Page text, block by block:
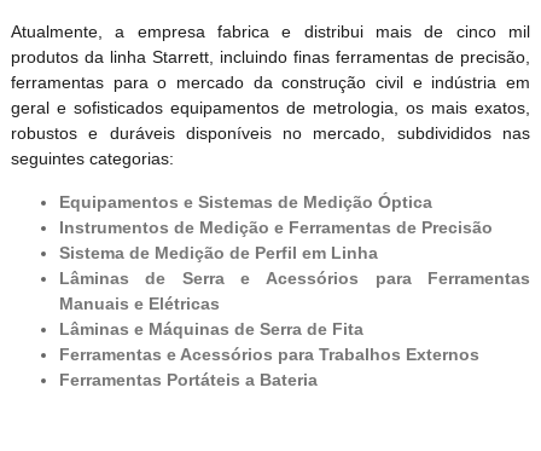
Atualmente, a empresa fabrica e distribui mais de cinco mil
produtos da linha Starrett, incluindo finas ferramentas de precisão,
ferramentas para o mercado da construção civil e indústria em
geral e sofisticados equipamentos de metrologia, os mais exatos,
robustos e duráveis disponíveis no mercado, subdivididos nas
seguintes categorias:
Equipamentos e Sistemas de Medição Óptica
Instrumentos de Medição e Ferramentas de Precisão
Sistema de Medição de Perfil em Linha
Lâminas de Serra e Acessórios para Ferramentas
Manuais e Elétricas
Lâminas e Máquinas de Serra de Fita
Ferramentas e Acessórios para Trabalhos Externos
Ferramentas Portáteis a Bateria